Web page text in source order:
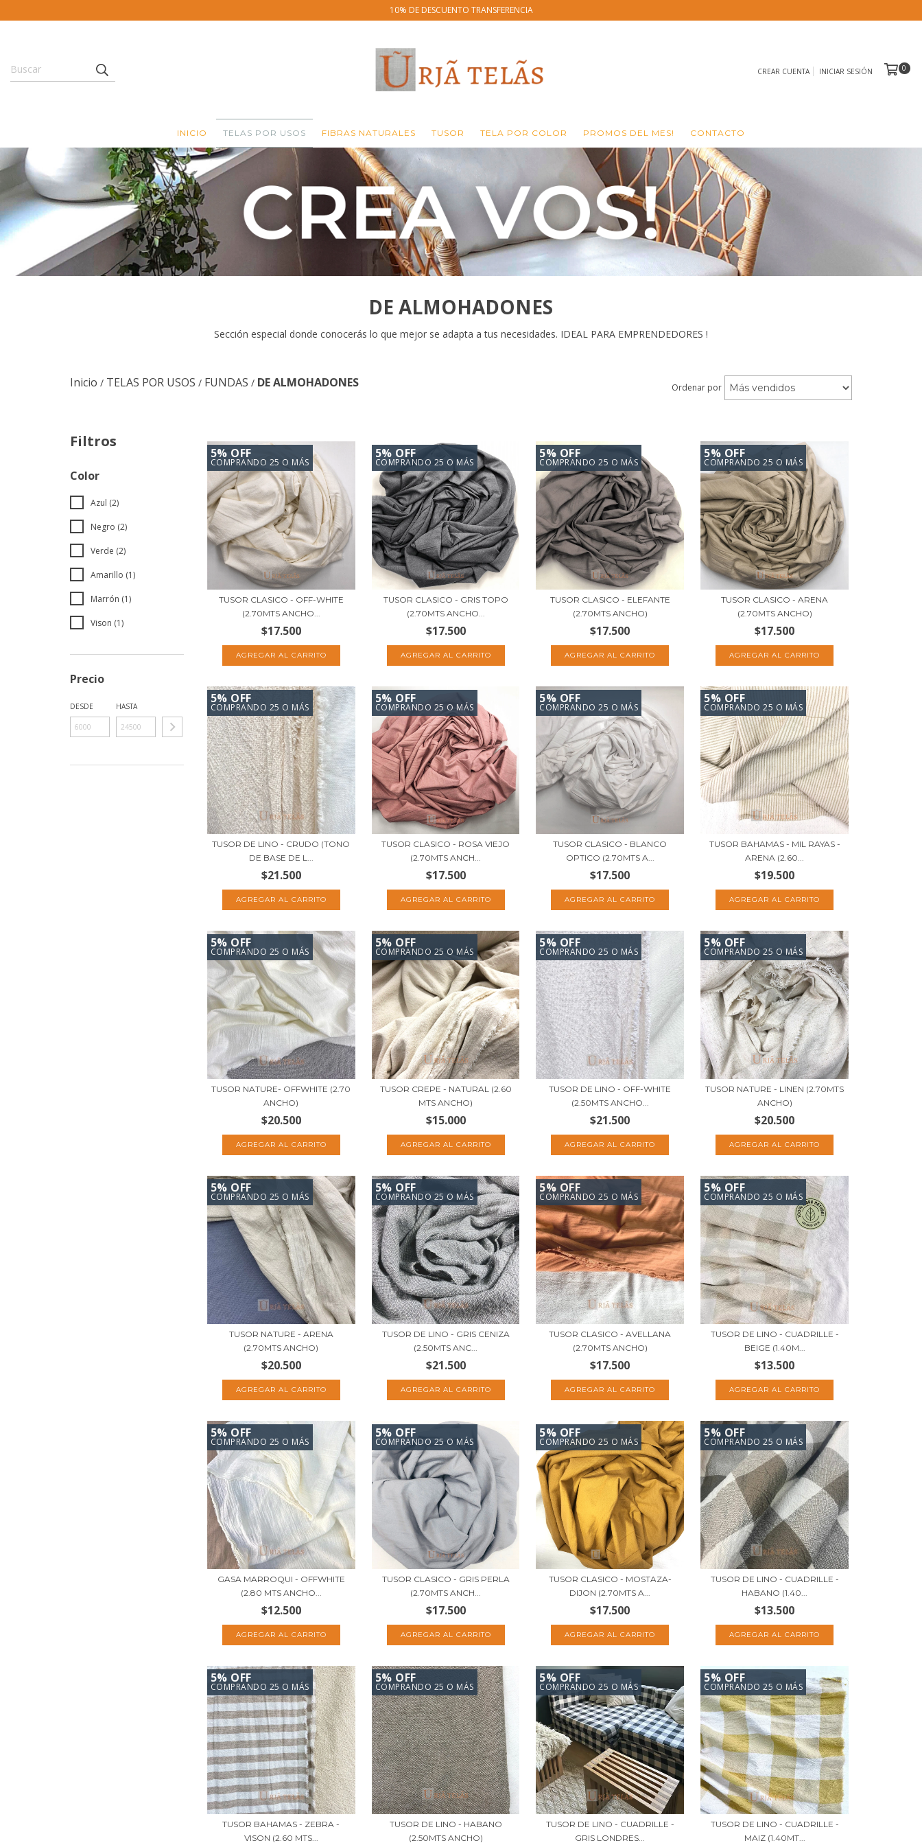
10% DE DESCUENTO TRANSFERENCIA
CREAR CUENTA INICIAR SESIÓN 0
INICIO TELAS POR USOS FIBRAS NATURALES TUSOR TELA POR COLOR PROMOS DEL MES! CONTACTO
DE ALMOHADONES
Sección especial donde conocerás lo que mejor se adapta a tus necesidades. IDEAL PARA EMPRENDEDORES !
Inicio / TELAS POR USOS / FUNDAS / DE ALMOHADONES Ordenar por
Filtros
Color
Azul (2)
Negro (2)
Verde (2)
Amarillo (1)
Marrón (1)
Vison (1)
Precio
DESDE HASTA
5% OFF
COMPRANDO 25 O MÁS
TUSOR CLASICO - OFF-WHITE
(2.70MTS ANCHO...
$17.500
5% OFF
COMPRANDO 25 O MÁS
TUSOR CLASICO - GRIS TOPO
(2.70MTS ANCHO...
$17.500
5% OFF
COMPRANDO 25 O MÁS
TUSOR CLASICO - ELEFANTE
(2.70MTS ANCHO)
$17.500
5% OFF
COMPRANDO 25 O MÁS
TUSOR CLASICO - ARENA
(2.70MTS ANCHO)
$17.500
5% OFF
COMPRANDO 25 O MÁS
TUSOR DE LINO - CRUDO (TONO
DE BASE DE L...
$21.500
5% OFF
COMPRANDO 25 O MÁS
TUSOR CLASICO - ROSA VIEJO
(2.70MTS ANCH...
$17.500
5% OFF
COMPRANDO 25 O MÁS
TUSOR CLASICO - BLANCO
OPTICO (2.70MTS A...
$17.500
5% OFF
COMPRANDO 25 O MÁS
TUSOR BAHAMAS - MIL RAYAS -
ARENA (2.60...
$19.500
5% OFF
COMPRANDO 25 O MÁS
TUSOR NATURE- OFFWHITE (2.70
ANCHO)
$20.500
5% OFF
COMPRANDO 25 O MÁS
TUSOR CREPE - NATURAL (2.60
MTS ANCHO)
$15.000
5% OFF
COMPRANDO 25 O MÁS
TUSOR DE LINO - OFF-WHITE
(2.50MTS ANCHO...
$21.500
5% OFF
COMPRANDO 25 O MÁS
TUSOR NATURE - LINEN (2.70MTS
ANCHO)
$20.500
5% OFF
COMPRANDO 25 O MÁS
TUSOR NATURE - ARENA
(2.70MTS ANCHO)
$20.500
5% OFF
COMPRANDO 25 O MÁS
TUSOR DE LINO - GRIS CENIZA
(2.50MTS ANC...
$21.500
5% OFF
COMPRANDO 25 O MÁS
TUSOR CLASICO - AVELLANA
(2.70MTS ANCHO)
$17.500
5% OFF
COMPRANDO 25 O MÁS
TUSOR DE LINO - CUADRILLE -
BEIGE (1.40M...
$13.500
5% OFF
COMPRANDO 25 O MÁS
GASA MARROQUI - OFFWHITE
(2.80 MTS ANCHO...
$12.500
5% OFF
COMPRANDO 25 O MÁS
TUSOR CLASICO - GRIS PERLA
(2.70MTS ANCH...
$17.500
5% OFF
COMPRANDO 25 O MÁS
TUSOR CLASICO - MOSTAZA-
DIJON (2.70MTS A...
$17.500
5% OFF
COMPRANDO 25 O MÁS
TUSOR DE LINO - CUADRILLE -
HABANO (1.40...
$13.500
5% OFF
COMPRANDO 25 O MÁS
TUSOR BAHAMAS - ZEBRA -
VISON (2.60 MTS...
5% OFF
COMPRANDO 25 O MÁS
TUSOR DE LINO - HABANO
(2.50MTS ANCHO)
5% OFF
COMPRANDO 25 O MÁS
TUSOR DE LINO - CUADRILLE -
GRIS LONDRES...
5% OFF
COMPRANDO 25 O MÁS
TUSOR DE LINO - CUADRILLE -
MAIZ (1.40MT...